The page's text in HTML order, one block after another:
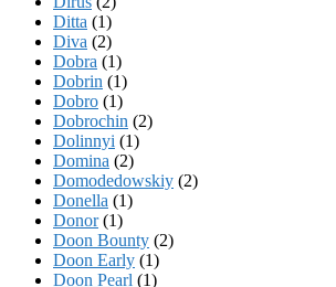
Ditta (1)
Diva (2)
Dobra (1)
Dobrin (1)
Dobro (1)
Dobrochin (2)
Dolinnyi (1)
Domina (2)
Domodedowskiy (2)
Donella (1)
Donor(1)
Doon Bounty (2)
Doon Early (1)
Doon Pearl (1)